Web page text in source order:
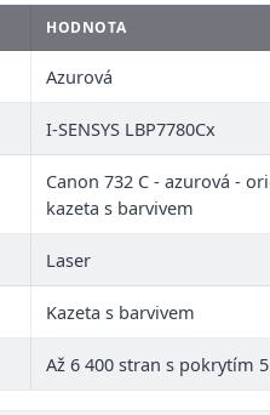
HODNOTA
Azurová
I-SENSYS LBP7780Cx
Canon 732 C - azurová -
kazeta s barvivem
Laser
Kazeta s barvivem
Až 6 400 stran s pokrytím